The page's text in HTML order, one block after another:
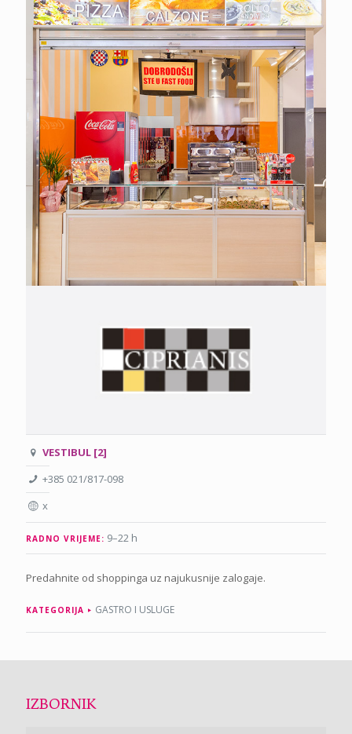
VESTIBUL [2]
+385 021/817-098
x
RADNO VRIJEME: 9–22 h
Predahnite od shoppinga uz najukusnije zalogaje.
KATEGORIJA GASTRO I USLUGE
IZBORNIK